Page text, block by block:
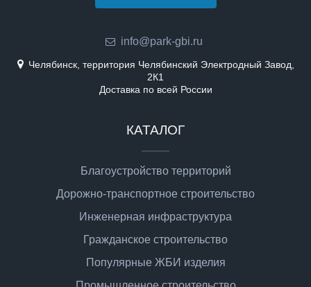
info@park-gbi.ru
Челябинск, территория Челябинский Электродный Завод,
2К1
Доставка по всей России
КАТАЛОГ
Благоустройство территорий
Дорожно-транспортное строительство
Инженерная инфраструктура
Гражданское строительство
Популярные ЖБИ изделия